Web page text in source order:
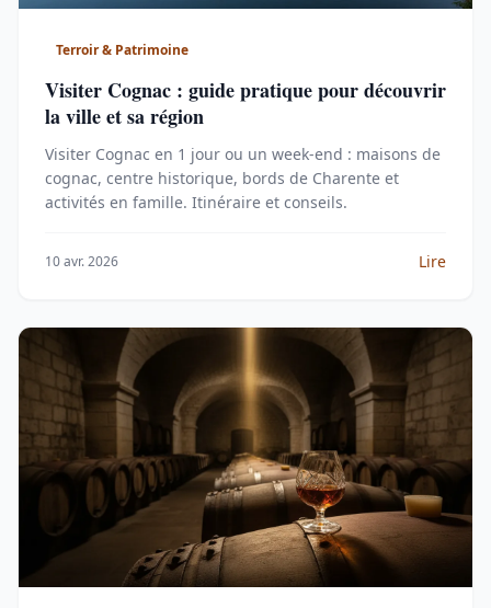
Terroir & Patrimoine
Visiter Cognac : guide pratique pour découvrir
la ville et sa région
Visiter Cognac en 1 jour ou un week-end : maisons de
cognac, centre historique, bords de Charente et
activités en famille. Itinéraire et conseils.
10 avr. 2026 Lire